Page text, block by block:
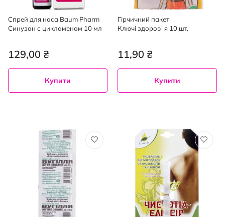
Спрей для носа Baum Pharm
Синузан с цикламеном 10 мл
129,00 ₴
Купити
Гірчичний пакет
Ключі здоров`я 10 шт.
11,90 ₴
Купити